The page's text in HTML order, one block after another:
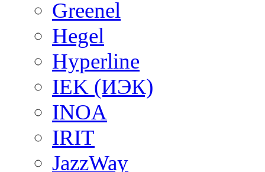
Greenel
Hegel
Hyperline
IEK (ИЭК)
INOA
IRIT
JazzWay